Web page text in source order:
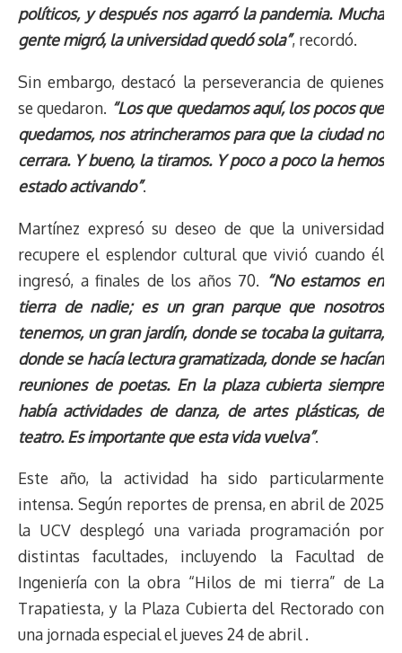
políticos, y después nos agarró la pandemia. Mucha
gente migró, la universidad quedó sola”, recordó.
Sin embargo, destacó la perseverancia de quienes
se quedaron. “Los que quedamos aquí, los pocos que
quedamos, nos atrincheramos para que la ciudad no
cerrara. Y bueno, la tiramos. Y poco a poco la hemos
estado activando”.
Martínez expresó su deseo de que la universidad
recupere el esplendor cultural que vivió cuando él
ingresó, a finales de los años 70. “No estamos en
tierra de nadie; es un gran parque que nosotros
tenemos, un gran jardín, donde se tocaba la guitarra,
donde se hacía lectura gramatizada, donde se hacían
reuniones de poetas. En la plaza cubierta siempre
había actividades de danza, de artes plásticas, de
teatro. Es importante que esta vida vuelva”.
Este año, la actividad ha sido particularmente
intensa. Según reportes de prensa, en abril de 2025
la UCV desplegó una variada programación por
distintas facultades, incluyendo la Facultad de
Ingeniería con la obra “Hilos de mi tierra” de La
Trapatiesta, y la Plaza Cubierta del Rectorado con
una jornada especial el jueves 24 de abril .